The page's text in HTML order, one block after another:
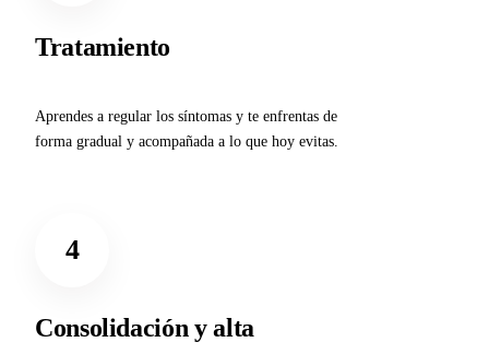
Tratamiento
Aprendes a regular los síntomas y te enfrentas de
forma gradual y acompañada a lo que hoy evitas.
4
Consolidación y alta